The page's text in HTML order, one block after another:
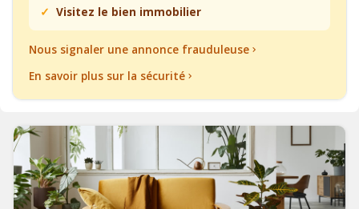
Visitez le bien immobilier
Nous signaler une annonce frauduleuse
En savoir plus sur la sécurité